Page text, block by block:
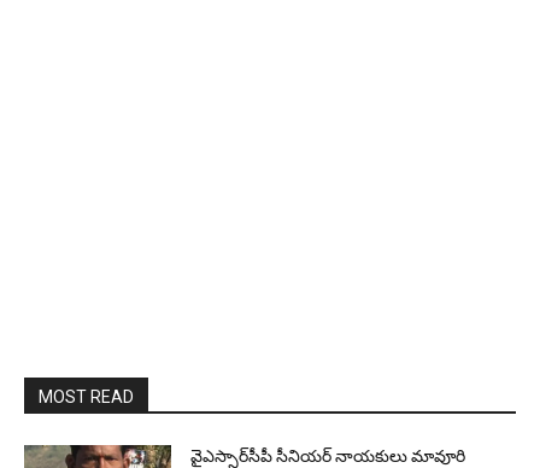
MOST READ
వైఎస్సార్‌సీపీ సీనియర్ నాయకులు మావూరి